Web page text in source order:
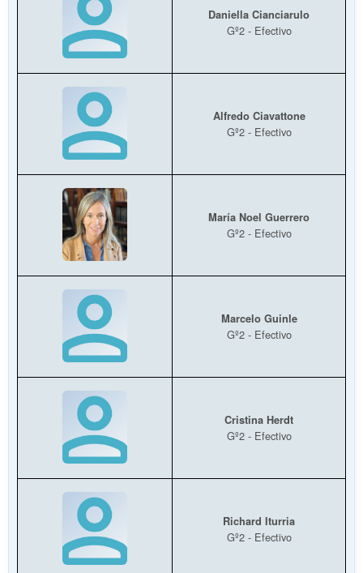
Daniella Cianciarulo
Gº2 - Efectivo
Alfredo Ciavattone
Gº2 - Efectivo
María Noel Guerrero
Gº2 - Efectivo
Marcelo Guinle
Gº2 - Efectivo
Cristina Herdt
Gº2 - Efectivo
Richard Iturria
Gº2 - Efectivo